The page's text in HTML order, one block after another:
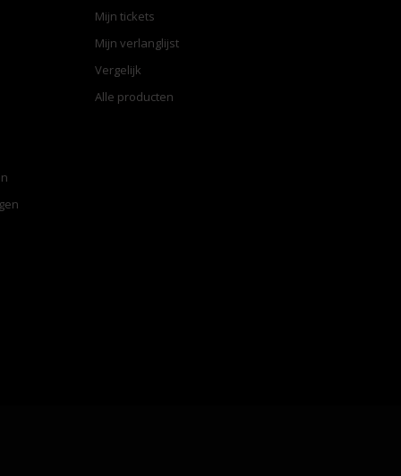
Mijn tickets
Mijn verlanglijst
Vergelijk
Alle producten